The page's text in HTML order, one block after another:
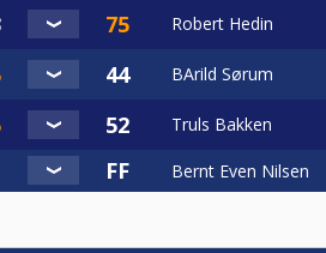
Robert Hedin
BArild Sørum
Truls Bakken
Bernt Even Nilsen